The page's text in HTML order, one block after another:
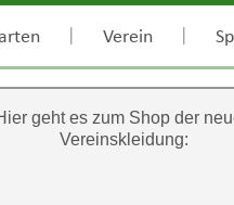
| Verein |
geht es zum Shop der
Vereinskleidung: